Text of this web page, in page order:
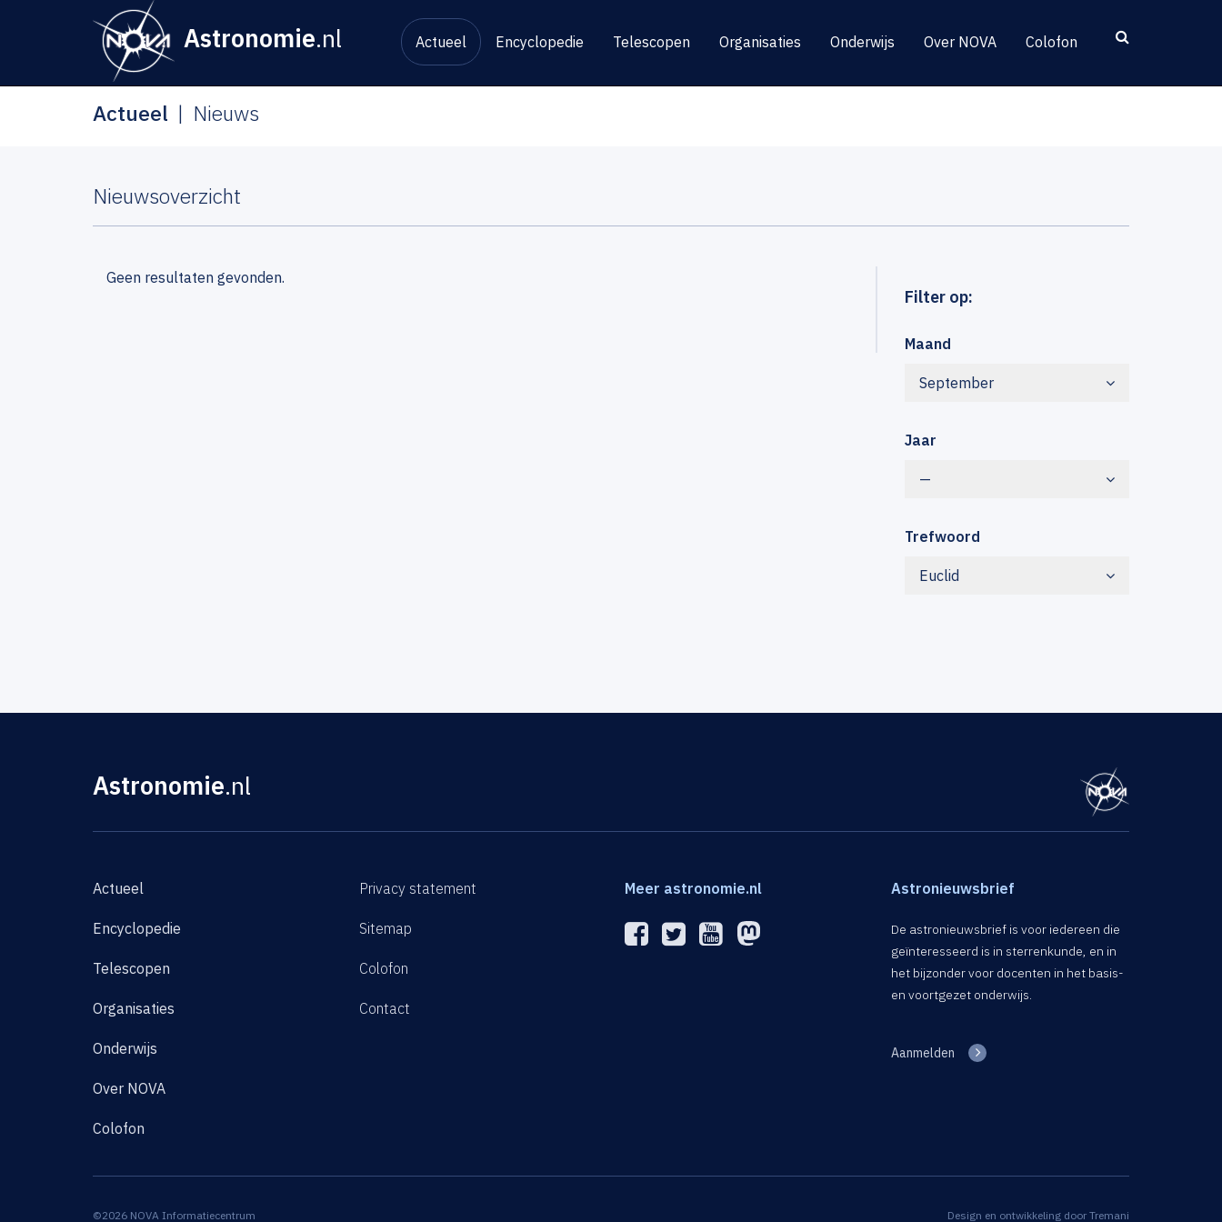
Astronomie.nl Actueel Encyclopedie Telescopen Organisaties Onderwijs Over NOVA Colofon
Actueel Nieuws
Nieuwsoverzicht
Filter op:
Maand
September
Jaar
—
Trefwoord
Euclid
Geen resultaten gevonden.
Astronomie.nl
Actueel
Encyclopedie
Telescopen
Organisaties
Onderwijs
Over NOVA
Colofon
Privacy statement
Sitemap
Colofon
Contact
Meer astronomie.nl Astronieuwsbrief
De astronieuwsbrief is voor iedereen die
geïnteresseerd is in sterrenkunde, en in
het bijzonder voor docenten in het basis-
en voortgezet onderwijs.
Aanmelden
©2026 NOVA Informatiecentrum Design en ontwikkeling door Tremani